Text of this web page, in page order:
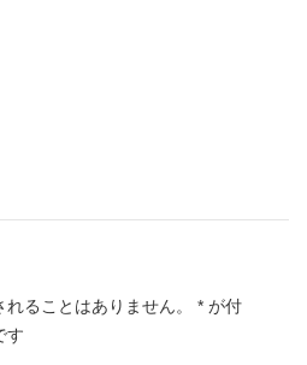
ることはありません。 * が付
す